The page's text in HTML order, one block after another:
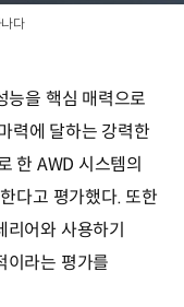
다
능을 핵심 매력으로
력에 달하는 강력한
한 AWD 시스템의
다고 평가했다. 또한
리어와 사용하기
이라는 평가를